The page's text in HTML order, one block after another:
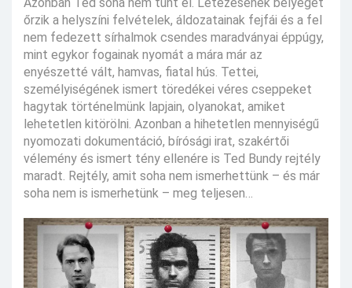
őrzik a helyszíni felvételek, áldozatainak fejfái és a fel
nem fedezett sírhalmok csendes maradványai éppúgy,
mint egykor fogainak nyomát a mára már az
enyészetté vált, hamvas, fiatal hús. Tettei,
személyiségének ismert töredékei véres cseppeket
hagytak történelmünk lapjain, olyanokat, amiket
lehetetlen kitörölni. Azonban a hihetetlen mennyiségű
nyomozati dokumentáció, bírósági irat, szakértői
vélemény és ismert tény ellenére is Ted Bundy rejtély
maradt. Rejtély, amit soha nem ismerhettünk – és már
soha nem is ismerhetünk – meg teljesen…